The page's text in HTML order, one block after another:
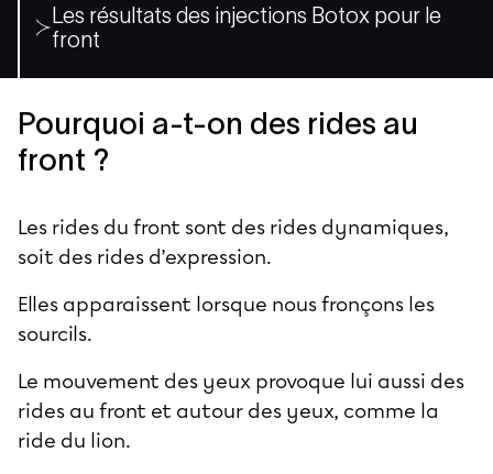
Les résultats des injections Botox pour le
front
Pourquoi a-t-on des rides au
front ?
Les rides du front sont des rides dynamiques,
soit des rides d’expression.
Elles apparaissent lorsque nous fronçons les
sourcils.
Le mouvement des yeux provoque lui aussi des
rides au front et autour des yeux, comme la
ride du lion.